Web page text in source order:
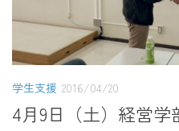
学生支援 2016/04/20
4月9日（土）経営学